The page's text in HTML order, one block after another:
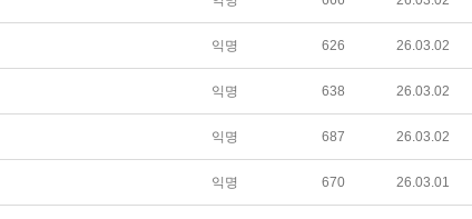
익명 626 26.03.02
익명 638 26.03.02
익명 687 26.03.02
익명 670 26.03.01